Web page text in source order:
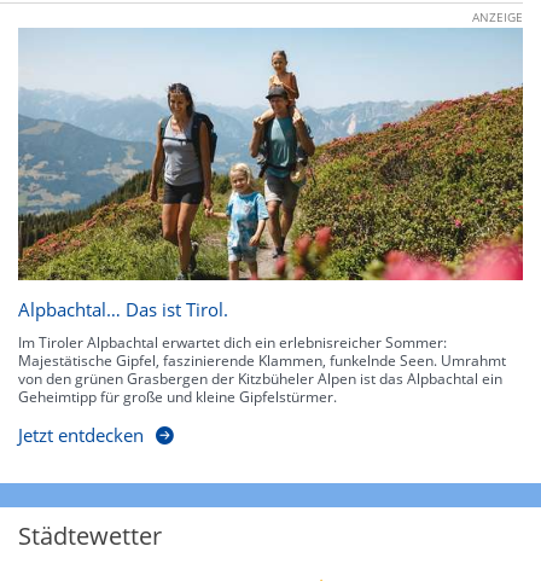
ANZEIGE
Alpbachtal… Das ist Tirol.
Im Tiroler Alpbachtal erwartet dich ein erlebnisreicher Sommer:
Majestätische Gipfel, faszinierende Klammen, funkelnde Seen. Umrahmt
von den grünen Grasbergen der Kitzbüheler Alpen ist das Alpbachtal ein
Geheimtipp für große und kleine Gipfelstürmer.
Jetzt entdecken
Städtewetter